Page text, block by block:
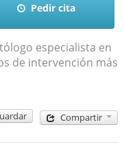
Pedir cita
especialista en
de intervención más
Compartir